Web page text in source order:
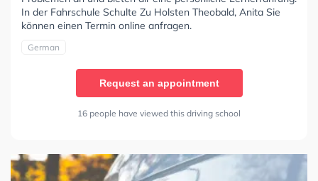
In der Fahrschule Schulte Zu Holsten Theobald, Anita Sie
können einen Termin online anfragen.
German
Request an appointment
16 people have viewed this driving school